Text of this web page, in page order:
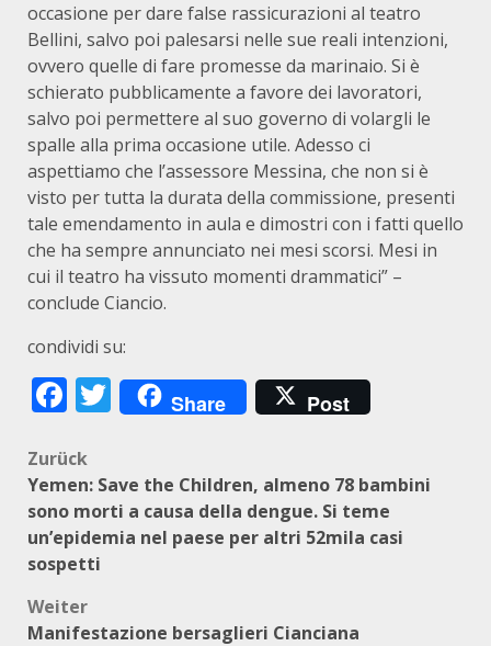
occasione per dare false rassicurazioni al teatro
Bellini, salvo poi palesarsi nelle sue reali intenzioni,
ovvero quelle di fare promesse da marinaio. Si è
schierato pubblicamente a favore dei lavoratori,
salvo poi permettere al suo governo di volargli le
spalle alla prima occasione utile. Adesso ci
aspettiamo che l’assessore Messina, che non si è
visto per tutta la durata della commissione, presenti
tale emendamento in aula e dimostri con i fatti quello
che ha sempre annunciato nei mesi scorsi. Mesi in
cui il teatro ha vissuto momenti drammatici” –
conclude Ciancio.
condividi su:
Facebook
Twitter
Share Post
Beitragsnavigation
Zurück
Yemen: Save the Children, almeno 78 bambini
sono morti a causa della dengue. Si teme
un’epidemia nel paese per altri 52mila casi
sospetti
Weiter
Manifestazione bersaglieri Cianciana